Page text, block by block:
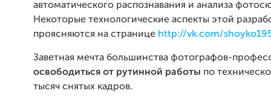
автоматического распознавания и анализа
Некоторые технологические аспекты этой
проясняются на странице http://vk.com/
Заветная мечта большинства фотографов-
освободиться от рутинной работы по
тысяч снятых кадров.